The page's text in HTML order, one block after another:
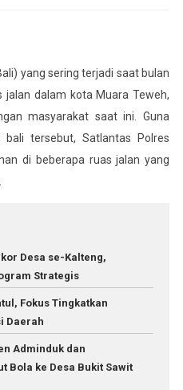
yang sering terjadi saat bulan
jalan dalam kota Muara Teweh,
masyarakat saat ini. Guna
tersebut, Satlantas Polres
di beberapa ruas jalan yang
Desa se-Kalteng,
Strategis
Fokus Tingkatkan
Daerah
Adminduk dan
Bola ke Desa Bukit Sawit